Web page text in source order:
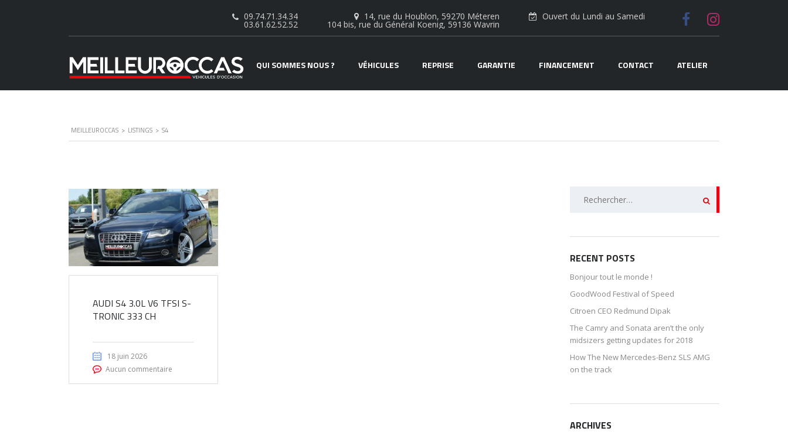
Ouvert du Lundi au Samedi
14, rue du Houblon, 59270 Méteren
104 bis, rue du Général Koenig, 59136 Wavrin
09.74.71.34.34
03.61.62.52.52
QUI SOMMES NOUS ? VÉHICULES REPRISE GARANTIE FINANCEMENT CONTACT ATELIER
MEILLEUROCCAS > LISTINGS > S4
AUDI S4 3.0L V6 TFSI S-
TRONIC 333 CH
18 juin 2026
Aucun commentaire
RECENT POSTS
Bonjour tout le monde !
GoodWood Festival of Speed
Citroen CEO Redmund Dipak
The Camry and Sonata aren’t the only
midsizers getting updates for 2018
How The New Mercedes-Benz SLS AMG
on the track
ARCHIVES